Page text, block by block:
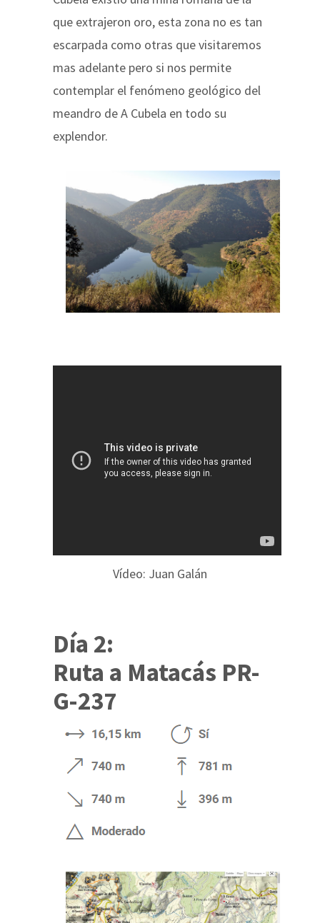
que extrajeron oro, esta zona no es tan
escarpada como otras que visitaremos
mas adelante pero si nos permite
contemplar el fenómeno geológico del
meandro de A Cubela en todo su
explendor.
Vídeo: Juan Galán
Día 2:
Ruta a Matacás PR-
G-237